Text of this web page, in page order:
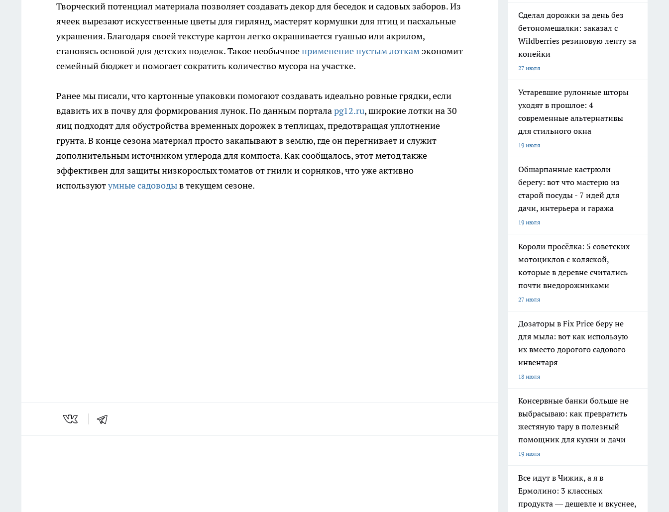
Творческий потенциал материала позволяет создавать декор для беседок и садовых заборов. Из
ячеек вырезают искусственные цветы для гирлянд, мастерят кормушки для птиц и пасхальные
украшения. Благодаря своей текстуре картон легко окрашивается гуашью или акрилом,
становясь основой для детских поделок. Такое необычноеприменение пустым лоткам экономит
семейный бюджет и помогает сократить количество мусора на участке.
Ранее мы писали, что картонные упаковки помогают создавать идеально ровные грядки, если
вдавить их в почву для формирования лунок. По данным порталаpg12.ru, широкие лотки на 30
яиц подходят для обустройства временных дорожек в теплицах, предотвращая уплотнение
грунта. В конце сезона материал просто закапывают в землю, где он перегнивает и служит
дополнительным источником углерода для компоста. Как сообщалось, этот метод также
эффективен для защиты низкорослых томатов от гнили и сорняков, что уже активно
используютумные садоводыв текущем сезоне.
Сделал дорожки за день без
бетономешалки: заказал с
Wildberries резиновую ленту за
копейки
27 июля
Устаревшие рулонные шторы
уходят в прошлое: 4
современные альтернативы
для стильного окна
19 июля
Обшарпанные кастрюли
берегу: вот что мастерю из
старой посуды - 7 идей для
дачи, интерьера и гаража
19 июля
Короли просёлка: 5 советских
мотоциклов с коляской,
которые в деревне считались
почти внедорожниками
27 июля
Дозаторы в Fix Price беру не
для мыла: вот как использую
их вместо дорогого садового
инвентаря
18 июля
Консервные банки больше не
выбрасываю: как превратить
жестяную тару в полезный
помощник для кухни и дачи
19 июля
Все идут в Чижик, а я в
Ермолино: 3 классных
продукта — дешевле и вкуснее,